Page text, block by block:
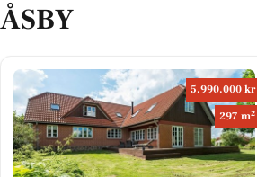
5.990.000 kr
297 m2